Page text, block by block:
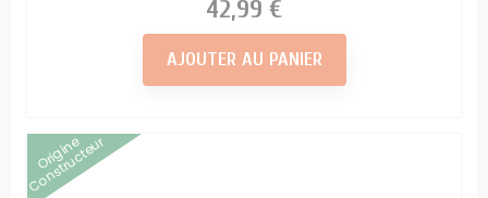
Prix
42,99 €
AJOUTER AU PANIER
Origine
Constructeur